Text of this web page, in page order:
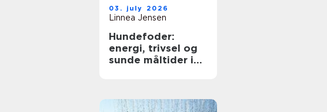
03. july 2026
Linnea Jensen
Hundefoder:
energi, trivsel og
sunde måltider i